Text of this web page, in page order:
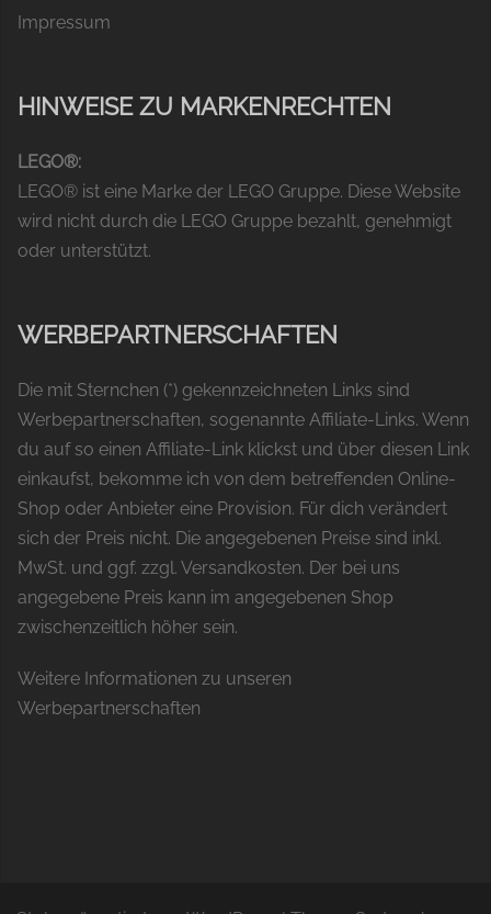
Impressum
HINWEISE ZU MARKENRECHTEN
LEGO®:
LEGO® ist eine Marke der LEGO Gruppe. Diese Website
wird nicht durch die LEGO Gruppe bezahlt, genehmigt
oder unterstützt.
WERBEPARTNERSCHAFTEN
Die mit Sternchen (*) gekennzeichneten Links sind
Werbepartnerschaften, sogenannte Affiliate-Links. Wenn
du auf so einen Affiliate-Link klickst und über diesen Link
einkaufst, bekomme ich von dem betreffenden Online-
Shop oder Anbieter eine Provision. Für dich verändert
sich der Preis nicht. Die angegebenen Preise sind inkl.
MwSt. und ggf. zzgl. Versandkosten. Der bei uns
angegebene Preis kann im angegebenen Shop
zwischenzeitlich höher sein.
Weitere Informationen zu unseren
Werbepartnerschaften